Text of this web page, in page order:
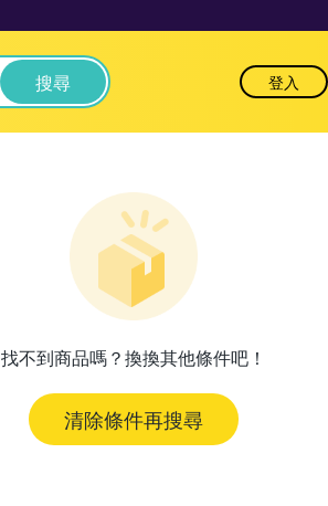
搜尋 登入
找不到商品嗎？換換其他條件吧！
清除條件再搜尋